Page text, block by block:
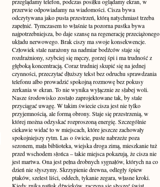
przerwie odpowiadamy na wiadomości. Cisza bywa
odczytywana jako pusta przestrzeń, którą natychmiast trzeba
zapełnić. Tymczasem to właśnie ta pozorna pustka bywa
najpotrzebniejsza, bo daje szansę na regenerację przeciążonego
układu nerwowego. Brak ciszy ma swoje konsekwencje.
Człowiek stale narażony na nadmiar bodźców staje się
rozdrażniony, szybciej się męczy, gorzej śpi i ma trudność z
głęboką koncentracją. Coraz trudniej skupić się na jednej
czynności, przeczytać dłuższy tekst bez odruchu sprawdzania
telefonu albo prowadzić spokojną rozmowę bez pokusy
zerkania w ekran. To nie wynika wyłącznie ze słabej woli.
Nasze środowisko zostało zaprojektowane tak, by stale
przyciągać uwagę. W takim świecie cisza jest nie tylko
przyjemnością, ale formą obrony. Staje się przestrzenią, w
której można odzyskać rozproszoną energię. Szczególnie
ciekawie widać to w miejscach, które jeszcze zachowały
spokojniejszy rytm. Las o świcie, puste nabrzeże poza
sezonem, mała biblioteka, wiejska droga zimą, mieszkanie tuż
przed wschodem słońca – takie miejsca pokazują, że cisza nie
jest martwa. Ona jest pełna drobnych sygnałów, których na co
dzień nie słyszymy. Skrzypienie drewna, odległy śpiew
ptaków, szelest liści, oddech, tykanie zegara, własne kroki.